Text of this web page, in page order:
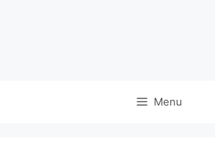
Menu